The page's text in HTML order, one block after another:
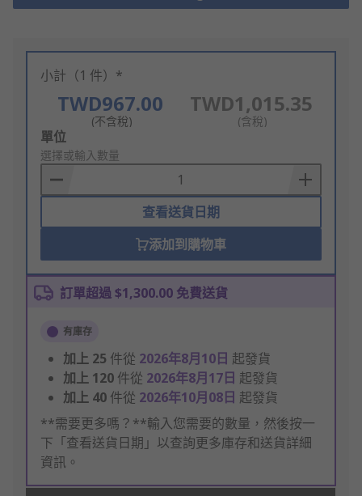
小計（1 件）*
TWD967.00
(不含稅)
TWD1,015.35
(含稅)
Add
to
Basket
單位
選擇或輸入數量
查看送貨日期
添加到購物車
訂單超過 $1,300.00 免費送貨
有庫存
加上 25 件從 2026年8月10日 起發貨
加上 120 件從 2026年8月17日 起發貨
加上 40 件從 2026年10月08日 起發貨
**需要更多嗎？**輸入您需要的數量，然後按一
下「查看送貨日期」以查詢更多庫存和送貨詳細
資訊。